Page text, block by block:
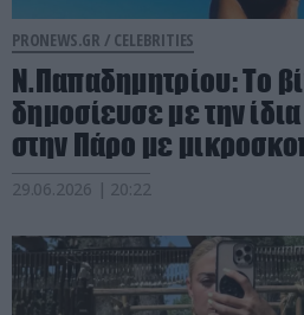
PRONEWS.GR / CELEBRITIES
Ν.Παπαδημητρίου: Το
δημοσίευσε με την
στην Πάρο με
29.06.2026 | 20:22